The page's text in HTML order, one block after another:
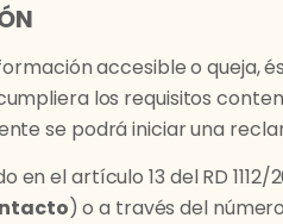
accesible o queja,
los requisitos
se podrá iniciar una
el artículo 13 del RD
) o a través del